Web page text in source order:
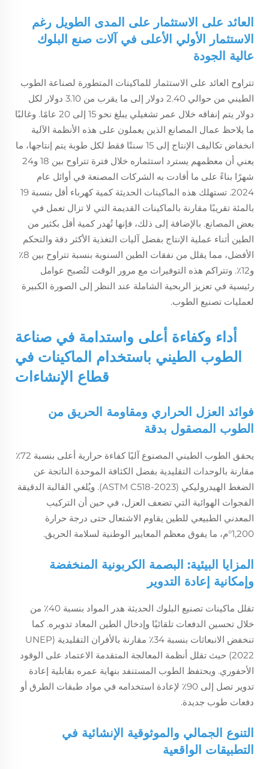
العائد على الاستثمار على المدى الطويل رغم
الاستثمار الأولي الأعلى في آلات صنع البلوك
عالية الجودة
تتراوح العائد على الاستثمار للماكينات المتطورة لصناعة الطوب
الطيني من حوالي 2.40 دولار إلى ما يقرب من 3.10 دولار لكل
دولار يتم إنفاقه خلال عمر تشغيلي يبلغ نحو 15 إلى 20 عامًا. وغالبًا
ما يلاحظ عمال المصانع الذين يعملون على هذه الأنظمة الآلية
انخفاض تكاليف الإنتاج إلى 15 سنتًا فقط لكل طوبة يتم إنتاجها، ما
يعني أن معظمهم يسترد استثماره خلال فترة تتراوح بين 18 و24
شهرًا بناءً على ما أفادت به الشركات المصنعة في أوائل عام
2024. تستهلك هذه الماكينات الحديثة كمية كهرباء أقل بنسبة 19
بالمئة تقريبًا مقارنة بالماكينات القديمة التي لا تزال تعمل في
بعض المصانع. بالإضافة إلى ذلك، فإنها تُهدر كمية أقل بكثير من
الطين أثناء عملية الإنتاج بفضل آليات التغذية الأكثر دقة والتحكم
الأفضل، مما يقلل من نفقات الطين السنوية بنسبة تتراوح بين 8٪
و12٪. وتتراكم هذه التوفيرات مع مرور الوقت لتُصبح عوامل
رئيسية في تعزيز الربحية الشاملة عند النظر إلى الصورة الكبيرة
لعمليات تصنيع الطوب.
أداء وكفاءة أعلى واستدامة في صناعة
الطوب الطيني باستخدام الماكينات في
قطاع الإنشاءات
فوائد العزل الحراري ومقاومة الحريق من
الطوب المصقول بدقة
يحقق الطوب الطيني المصنوع آليًا كفاءة حرارية أعلى بنسبة 72٪
مقارنة بالوحدات التقليدية بفضل الكثافة الموحدة الناتجة عن
الضغط الهيدروليكي (ASTM C518-2023). ويُلغي القالبة الدقيقة
الفجوات الهوائية التي تضعف العزل، في حين أن التركيب
المعدني الطبيعي للطين يقاوم الاشتعال حتى درجة حرارة
1,200°م، ما يفوق معظم المعايير الوطنية لسلامة الحريق.
المزايا البيئية: البصمة الكربونية المنخفضة
وإمكانية إعادة التدوير
تقلل ماكينات تصنيع البلوك الحديثة هدر المواد بنسبة 40٪ من
خلال تحسين الدفعات تلقائيًا وإدخال الطين المعاد تدويره. كما
تنخفض الانبعاثات بنسبة 34٪ مقارنة بالأفران التقليدية (UNEP
2022) حيث تقلل أنظمة المعالجة المتقدمة الاعتماد على الوقود
الأحفوري. ويحتفظ الطوب المستنفد بنهاية عمره بقابلية إعادة
تدوير تصل إلى 90٪ لإعادة استخدامه في مواد طبقات الطرق أو
دفعات طوب جديدة.
التنوع الجمالي والموثوقية الإنشائية في
التطبيقات الواقعية